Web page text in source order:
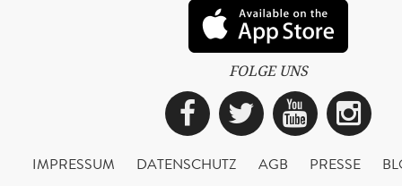
FOLGE UNS
Facebook
Twitter
IMPRESSUM DATENSCHUTZ AGB PRESSE